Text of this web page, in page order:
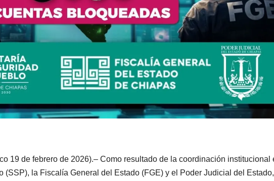
19 de febrero de 2026).– Como resultado de la coordinación institucional
(SSP), la Fiscalía General del Estado (FGE) y el Poder Judicial del